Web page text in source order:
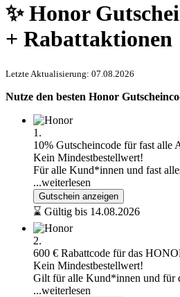
✨ Honor
+ Rabattaktionen
Letzte Aktualisierung: 07.08.2026
Nutze den besten Honor
1.
10% Gutscheincode für fast alle
Kein Mindestbestellwert!
Für alle Kund*innen und fast
...weiterlesen
Gutschein anzeigen
⌛ Gültig bis 14.08.2026
2.
600 € Rabattcode für das
Kein Mindestbestellwert!
Gilt für alle Kund*innen und für
...weiterlesen